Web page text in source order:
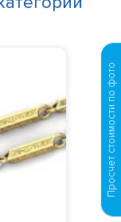
Просчет стоимости по фото